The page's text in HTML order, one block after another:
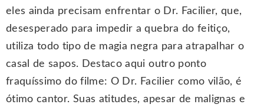
eles ainda precisam enfrentar o Dr. Facilier, que,
desesperado para impedir a quebra do feitiço,
utiliza todo tipo de magia negra para atrapalhar o
casal de sapos. Destaco aqui outro ponto
fraquíssimo do filme: O Dr. Facilier como vilão, é
ótimo cantor. Suas atitudes, apesar de malignas e